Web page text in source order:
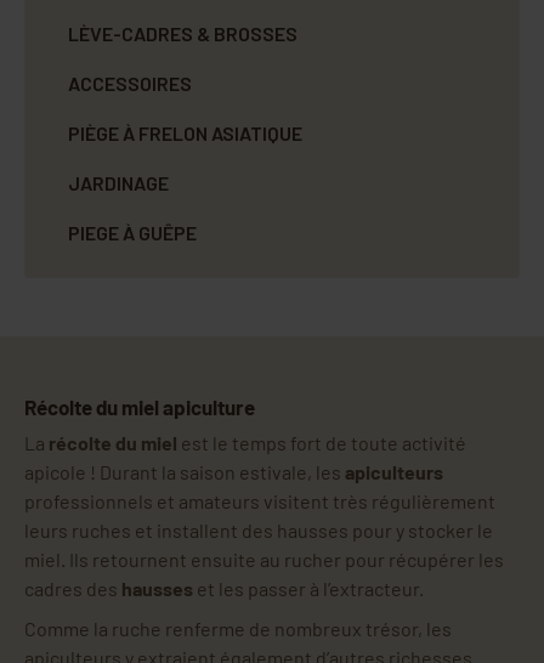
LÈVE-CADRES & BROSSES
ACCESSOIRES
PIÈGE À FRELON ASIATIQUE
JARDINAGE
PIEGE À GUÊPE
Récolte du miel apiculture
La récolte du miel est le temps fort de toute activité
apicole ! Durant la saison estivale, les apiculteurs
professionnels et amateurs visitent très régulièrement
leurs ruches et installent des hausses pour y stocker le
miel. Ils retournent ensuite au rucher pour récupérer les
cadres des hausses et les passer à l’extracteur.
Comme la ruche renferme de nombreux trésor, les
apiculteurs y extraient également d’autres richesses